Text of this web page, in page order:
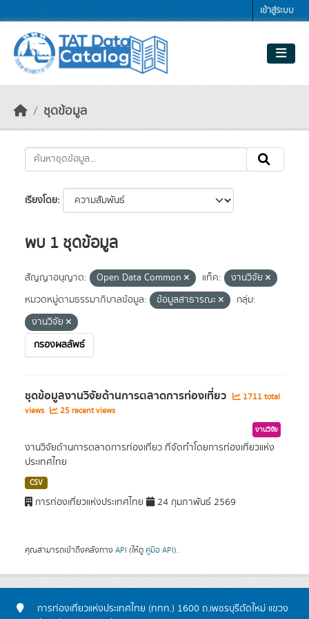
เข้าสู่ระบบ
ชุดข้อมูล
เรียงโดย
พบ 1 ชุดข้อมูล
สัญญาอนุญาต: Open Data Common แท็ค:
งานวิจัย
หมวดหมู่ตามธรรมาภิบาลข้อมูล:
ข้อมูลสาธารณะ
กลุ่ม:
งานวิจัย
กรองผลลัพธ์
ชุดข้อมูลงานวิจัยด้านการตลาดการท่องเที่ยว
1711 total
views
25 recent views
งานวิจัย
งานวิจัยด้านการตลาดการท่องเที่ยว ที่จัดทำโดยการท่องเที่ยวแห่ง
ประเทศไทย
CSV
การท่องเที่ยวแห่งประเทศไทย 24 กุมภาพันธ์ 2569
คุณสามารถเข้าถึงคลังทาง API (ให้ดู คู่มือ API).
การท่องเที่ยวแห่งประเทศไทย (ททท.) 1600 ถ.เพชรบุรีตัดใหม่ แขวง